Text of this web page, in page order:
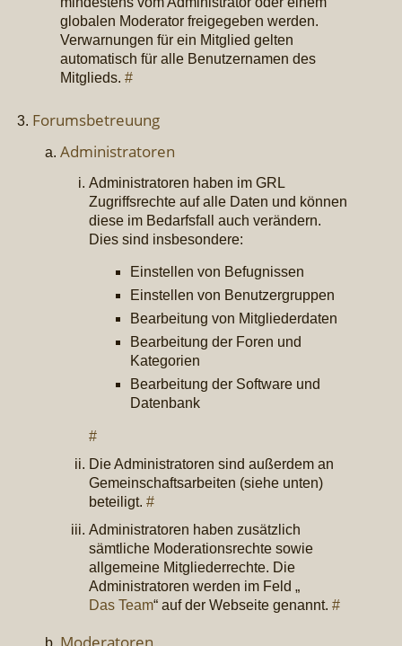
globalen Moderator freigegeben werden.
Verwarnungen für ein Mitglied gelten
automatisch für alle Benutzernamen des
Mitglieds.#
Forumsbetreuung
Administratoren
Administratoren haben im GRL
Zugriffsrechte auf alle Daten und können
diese im Bedarfsfall auch verändern.
Dies sind insbesondere:
Einstellen von Befugnissen
Einstellen von Benutzergruppen
Bearbeitung von Mitgliederdaten
Bearbeitung der Foren und
Kategorien
Bearbeitung der Software und
Datenbank
#
Die Administratoren sind außerdem an
Gemeinschaftsarbeiten (siehe unten)
beteiligt. #
Administratoren haben zusätzlich
sämtliche Moderationsrechte sowie
allgemeine Mitgliederrechte. Die
Administratoren werden im Feld „
Das Team“ auf der Webseite genannt. #
Moderatoren